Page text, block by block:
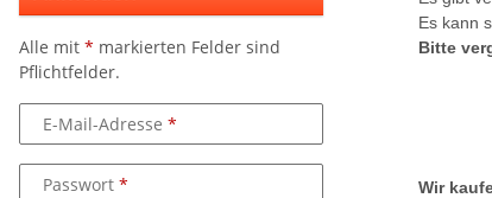
Es kann
Bitte
Wir
Alle mit * markierten Felder sind
Pflichtfelder.
E-Mail-Adresse
Passwort